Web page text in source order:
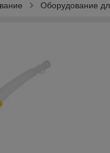
Оборудование